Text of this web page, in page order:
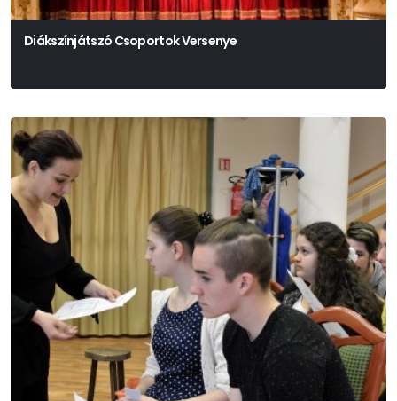
Diákszínjátszó Csoportok Versenye